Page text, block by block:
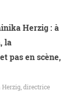
Herzig : à
la
pas en scène,
directrice